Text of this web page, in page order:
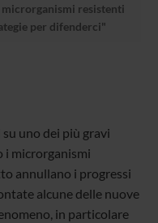
resistenti
per difenderci"
uno dei più gravi
i microrganismi
annullano i progressi
alcune delle nuove
in particolare